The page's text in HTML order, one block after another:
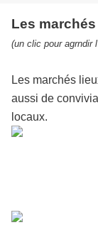
Les
(un clic pour agrndir
Les marchés
aussi de
locaux.